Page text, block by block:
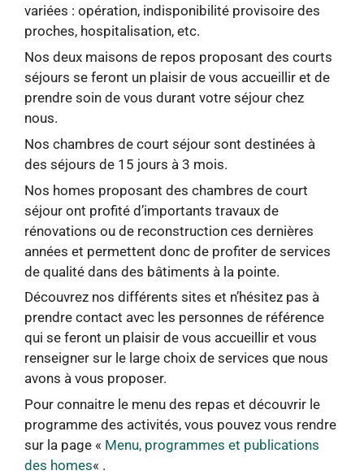
variées : opération, indisponibilité provisoire des
proches, hospitalisation, etc.
Nos deux maisons de repos proposant des courts
séjours se feront un plaisir de vous accueillir et de
prendre soin de vous durant votre séjour chez
nous.
Nos chambres de court séjour sont destinées à
des séjours de 15 jours à 3 mois.
Nos homes proposant des chambres de court
séjour ont profité d’importants travaux de
rénovations ou de reconstruction ces dernières
années et permettent donc de profiter de services
de qualité dans des bâtiments à la pointe.
Découvrez nos différents sites et n’hésitez pas à
prendre contact avec les personnes de référence
qui se feront un plaisir de vous accueillir et vous
renseigner sur le large choix de services que nous
avons à vous proposer.
Pour connaitre le menu des repas et découvrir le
programme des activités, vous pouvez vous rendre
sur la page « Menu, programmes et publications
des homes« .